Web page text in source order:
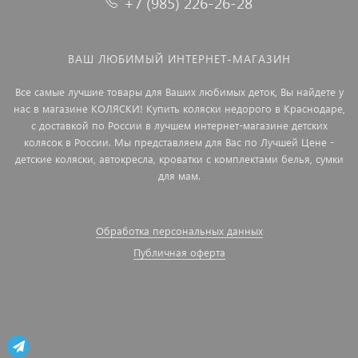
ВАШ ЛЮБИМЫЙ ИНТЕРНЕТ-МАГАЗИН
Все самые лучшие товары для Ваших любимых деток, Вы найдете у
нас в магазине КОЛЯСКИ! Купить коляски недорого в Краснодаре,
с доставкой по России в лучшем интернет-магазине детских
колясок в России. Мы представляем для Вас по Лучшей Цене -
детские коляски, автокресла, кроватки с комплектами белья, сумки
для мам.
Обработка персональных данных
Публичная оферта